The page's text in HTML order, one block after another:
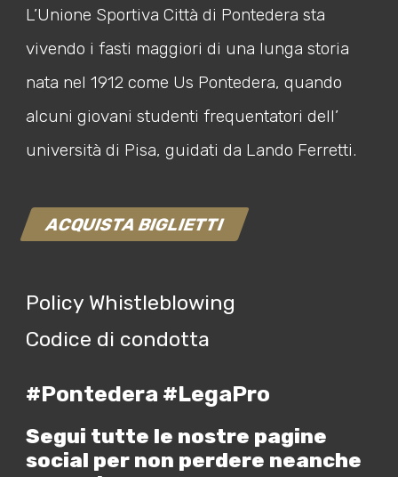
L’Unione Sportiva Città di Pontedera sta
vivendo i fasti maggiori di una lunga storia
nata nel 1912 come Us Pontedera, quando
alcuni giovani studenti frequentatori dell’
università di Pisa, guidati da Lando Ferretti.
ACQUISTA BIGLIETTI
Policy Whistleblowing
Codice di condotta
#Pontedera #LegaPro
Segui tutte le nostre pagine
social per non perdere neanche